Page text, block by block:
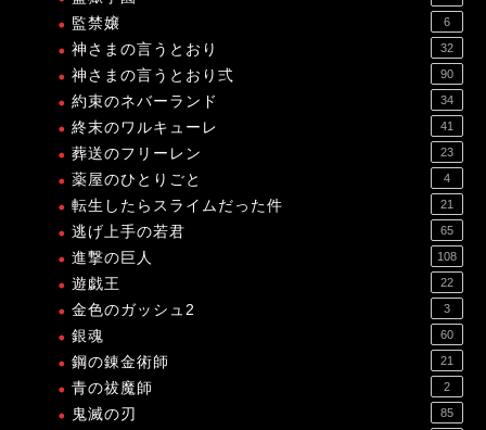
監禁嬢 6
神さまの言うとおり 32
神さまの言うとおり弍 90
約束のネバーランド 34
終末のワルキューレ 41
葬送のフリーレン 23
薬屋のひとりごと 4
転生したらスライムだった件 21
逃げ上手の若君 65
進撃の巨人 108
遊戯王 22
金色のガッシュ2 3
銀魂 60
鋼の錬金術師 21
青の祓魔師 2
鬼滅の刃 85